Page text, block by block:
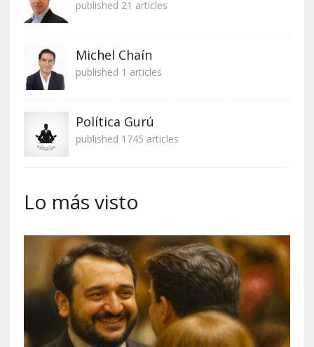
published 21 articles
Michel Chaín
published 1 articles
Política Gurú
published 1745 articles
Lo más visto